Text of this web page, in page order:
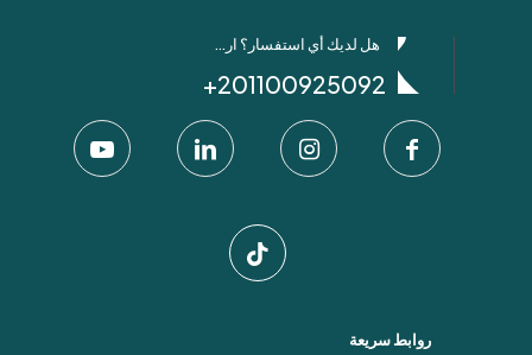
يمكن
الخيارات
صفحة
المنتج
هل لديك أي استفسار؟ ارسل لنا عبر واتساب!
201100925092+
روابط سريعة